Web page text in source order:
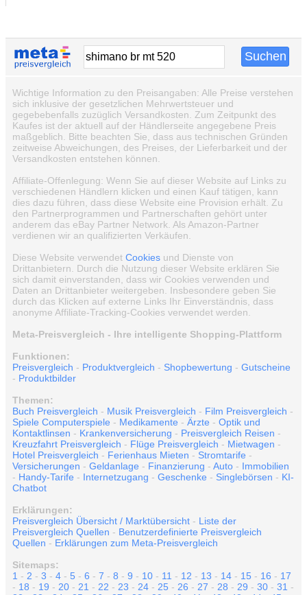
Wichtige Information zu den Preisangaben: Alle Preise verstehen
sich inklusive der gesetzlichen Mehrwertsteuer und
gegebebenfalls zuzüglich Versandkosten. Zum Zeitpunkt des
Kaufes ist der aktuell auf der Händlerseite angegebene Preis
maßgeblich. Bitte beachten Sie, dass aus technischen Gründen
zeitweise Abweichungen, des Preises, der Lieferbarkeit und der
Versandkosten entstehen können.
Affiliate-Offenlegung: Wenn Sie auf dieser Website auf Links zu
verschiedenen Händlern klicken und einen Kauf tätigen, kann
dies dazu führen, dass diese Website eine Provision erhält. Zu
den Partnerprogrammen und Partnerschaften gehört unter
anderem das eBay Partner Network. Als Amazon-Partner
verdienen wir an qualifizierten Verkäufen.
Diese Website verwendet Cookies und Dienste von
Drittanbietern. Durch die Nutzung dieser Website erklären Sie
sich damit einverstanden, dass wir Cookies verwenden und
Daten an Drittanbieter weitergeben. Insbesondere geben Sie
durch das Klicken auf externe Links Ihr Einverständnis, dass
anonyme Affiliate-Tracking-Cookies verwendet werden.
Meta-Preisvergleich - Ihre intelligente Shopping-Plattform
Funktionen:
Preisvergleich - Produktvergleich - Shopbewertung - Gutscheine
- Produktbilder
Themen:
Buch Preisvergleich - Musik Preisvergleich - Film Preisvergleich -
Spiele Computerspiele - Medikamente - Ärzte - Optik und
Kontaktlinsen - Krankenversicherung - Preisvergleich Reisen -
Kreuzfahrt Preisvergleich - Flüge Preisvergleich - Mietwagen -
Hotel Preisvergleich - Ferienhaus Mieten - Stromtarife -
Versicherungen - Geldanlage - Finanzierung - Auto - Immobilien
- Handy-Tarife - Internetzugang - Geschenke - Singlebörsen - KI-
Chatbot
Erklärungen:
Preisvergleich Übersicht / Marktübersicht - Liste der
Preisvergleich Quellen - Benutzerdefinierte Preisvergleich
Quellen - Erklärungen zum Meta-Preisvergleich
Sitemaps:
1 - 2 - 3 - 4 - 5 - 6 - 7 - 8 - 9 - 10 - 11 - 12 - 13 - 14 - 15 - 16 - 17
- 18 - 19 - 20 - 21 - 22 - 23 - 24 - 25 - 26 - 27 - 28 - 29 - 30 - 31 -